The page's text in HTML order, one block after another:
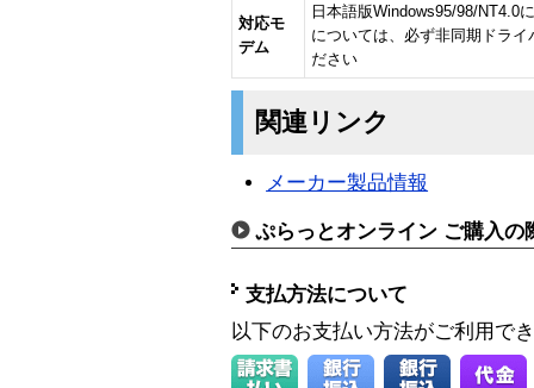
対応モ
デム
日本語版Windows95/98/NT4.0
については、必ず非同期ドラ
ださい
関連リンク
メーカー製品情報
ぷらっとオンライン ご購入の
支払方法について
以下のお支払い方法がご利用で